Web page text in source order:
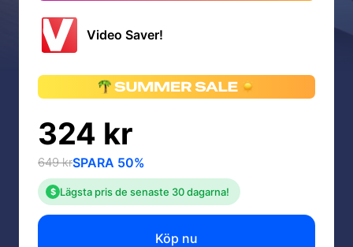
Video Saver!
324 kr
649 krSPARA 50%
$ Lägsta pris de senaste 30 dagarna!
Köp nu